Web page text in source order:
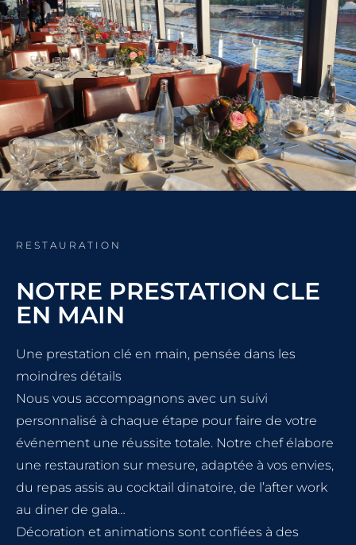
RESTAURATION
NOTRE PRESTATION CLE
EN MAIN
Une prestation clé en main, pensée dans les
moindres détails
Nous vous accompagnons avec un suivi
personnalisé à chaque étape pour faire de votre
événement une réussite totale. Notre chef élabore
une restauration sur mesure, adaptée à vos envies,
du repas assis au cocktail dinatoire, de l’after work
au diner de gala…
Décoration et animations sont confiées à des